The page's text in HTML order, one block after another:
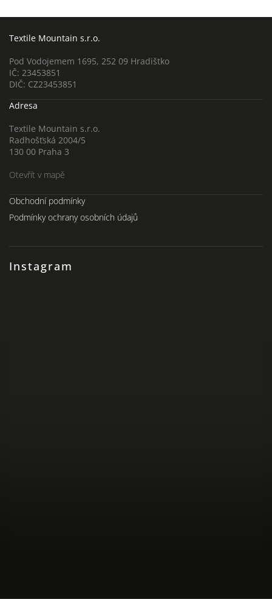
Textile Mountain s.r.o.
Pod Vodojemem 1695, 252 09 Hradištko
IČ: 23453851
DIČ: CZ23453851
Adresa
Textile Mountain s.r.o.
Radhošťská 2004/5
130 00 Praha 3
Otevřít v mapě
Instagram
Obchodní podmínky
Podmínky ochrany osobních údajů